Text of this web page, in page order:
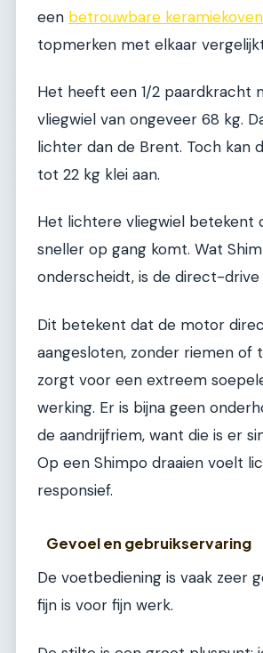
een betrouwbare keramiekoven
topmerken met elkaar
Het heeft een 1/2 paardkracht
vliegwiel van ongeveer 68 kg.
lichter dan de Brent. Toch kan
tot 22 kg klei aan.
Het lichtere vliegwiel betekent
sneller op gang komt. Wat
onderscheidt, is de direct-drive
Dit betekent dat de motor
aangesloten, zonder riemen of
zorgt voor een extreem
werking. Er is bijna geen
de aandrijfriem, want die is er
Op een Shimpo draaien voelt
responsief.
Gevoel en gebruikservaring
De voetbediening is vaak zeer
fijn is voor fijn werk.